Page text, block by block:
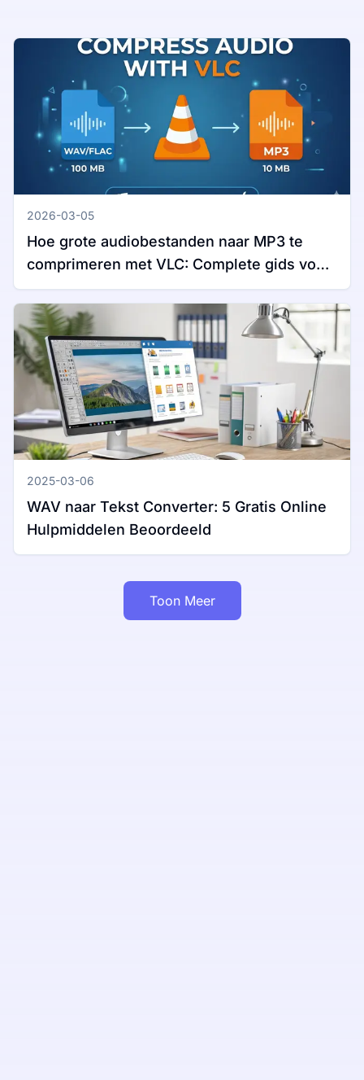
2026-03-05
Hoe grote audiobestanden naar MP3 te
comprimeren met VLC: Complete gids voor
Windows en Mac
2025-03-06
WAV naar Tekst Converter: 5 Gratis Online
Hulpmiddelen Beoordeeld
Toon Meer